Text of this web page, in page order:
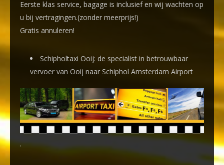
Eerste klas service, bagage is inclusief en wij wachten op
u bij vertragingen.(zonder meerprijs!)
Gratis annuleren!
Schipholtaxi Ooij: de specialist in betrouwbaar
vervoer van Ooij naar Schiphol Amsterdam Airport
.